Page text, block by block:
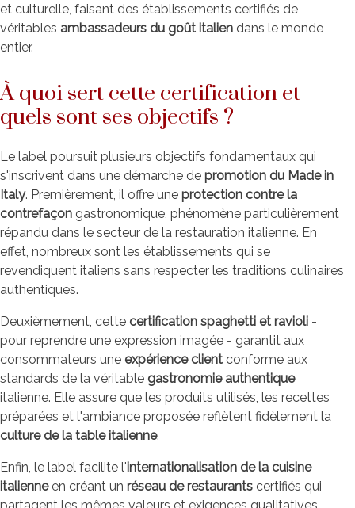
et culturelle, faisant des établissements certifiés de
véritables ambassadeurs du goût italien dans le monde
entier.
À quoi sert cette certification et
quels sont ses objectifs ?
Le label poursuit plusieurs objectifs fondamentaux qui
s'inscrivent dans une démarche de promotion du Made in
Italy. Premièrement, il offre une protection contre la
contrefaçon gastronomique, phénomène particulièrement
répandu dans le secteur de la restauration italienne. En
effet, nombreux sont les établissements qui se
revendiquent italiens sans respecter les traditions culinaires
authentiques.
Deuxièmement, cette certification spaghetti et ravioli -
pour reprendre une expression imagée - garantit aux
consommateurs une expérience client conforme aux
standards de la véritable gastronomie authentique
italienne. Elle assure que les produits utilisés, les recettes
préparées et l'ambiance proposée reflètent fidèlement la
culture de la table italienne.
Enfin, le label facilite l'internationalisation de la cuisine
italienneen créant un réseau de restaurants certifiés qui